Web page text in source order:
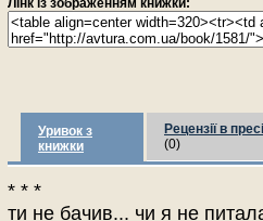
Лінк із зображенням книжки:
Уривок з
книжки
Рецензії в пресі
(0)
* * *
ти не бачив... чи я не